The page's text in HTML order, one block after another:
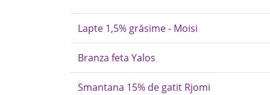
Lapte 1,5% grăsime - Moisi
Branza feta Yalos
Smantana 15% de gatit Rjomi